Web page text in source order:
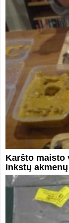
Karšto maisto
inkstų